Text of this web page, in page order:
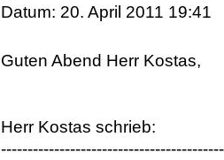
Datum: 20. April 2011 19:41
Guten Abend Herr Kostas,
Herr Kostas schrieb: